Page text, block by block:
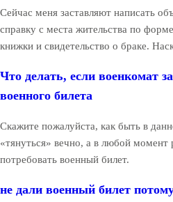
Сейчас меня заставляют написать
справку с места жительства по
книжки и свидетельство о браке.
Что делать, если военкомат
военного билета
Скажите пожалуйста, как быть в
«тянуться» вечно, а в любой момент
потребовать военный билет.
не дали военный билет